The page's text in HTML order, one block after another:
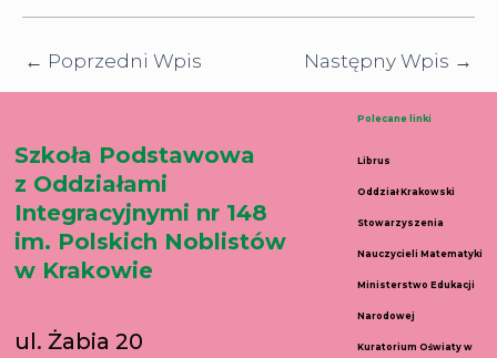
← Poprzedni Wpis Następny Wpis →
Szkoła Podstawowa
z Oddziałami
Integracyjnymi nr 148
im. Polskich Noblistów
w Krakowie
ul. Żabia 20
Polecane linki
Librus
Oddział Krakowski
Stowarzyszenia
Nauczycieli Matematyki
Ministerstwo Edukacji
Narodowej
Kuratorium Oświaty w